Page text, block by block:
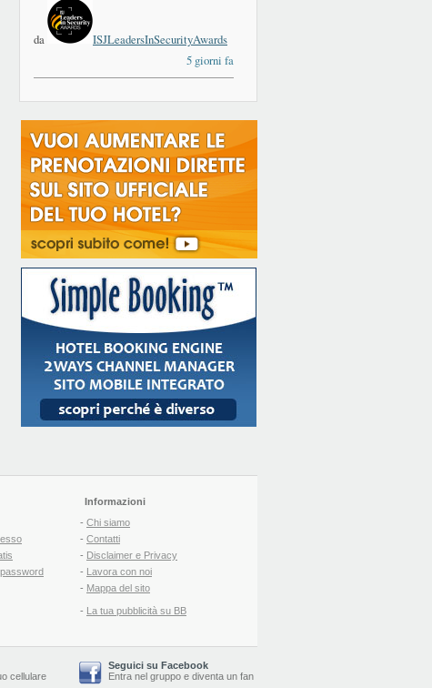
da
ISJLeadersInSecurityAwards
5 giorni fa
Informazioni
- Chi siamo
- Contatti
- Disclaimer e Privacy
- Lavora con noi
- Mappa del sito
- La tua pubblicità su BB
cellulare
Seguici su Facebook
Entra nel gruppo e diventa un fan